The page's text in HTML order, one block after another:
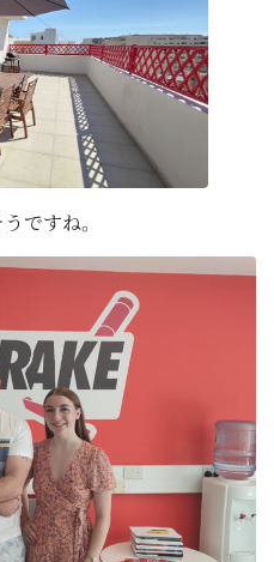
ですね。